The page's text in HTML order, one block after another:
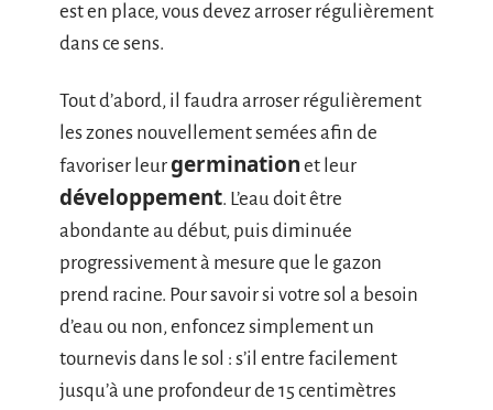
est en place, vous devez arroser régulièrement
dans ce sens.
Tout d’abord, il faudra arroser régulièrement
les zones nouvellement semées afin de
favoriser leurgermination et leur
développement. L’eau doit être
abondante au début, puis diminuée
progressivement à mesure que le gazon
prend racine. Pour savoir si votre sol a besoin
d’eau ou non, enfoncez simplement un
tournevis dans le sol : s’il entre facilement
jusqu’à une profondeur de 15 centimètres